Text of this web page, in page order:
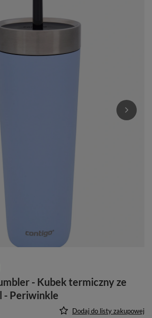
- Kubek termiczny ze
- Periwinkle
Dodaj do listy zakupowej